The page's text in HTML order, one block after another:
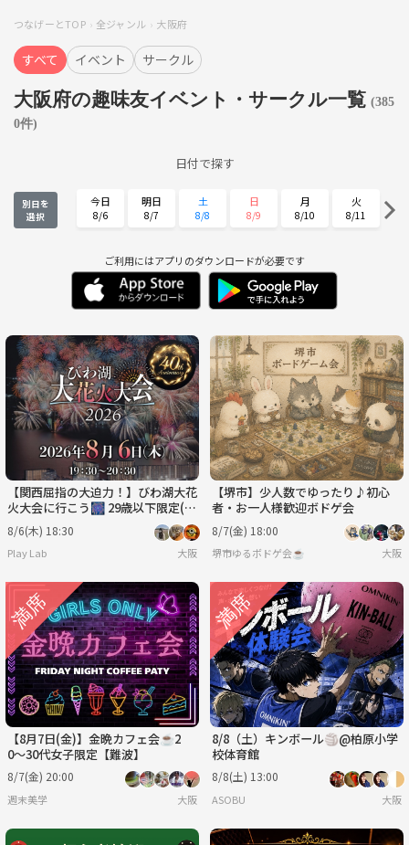
つなげーとTOP 全ジャンル 大阪府
すべて イベント サークル
大阪府の趣味友イベント・サークル一覧 (385
0件)
日付で探す
別日を
選択
今日
8/6
明日
8/7
土
8/8
日
8/9
月
8/10
火
8/11
8/12 8/13 8/14 8/15 8/16
火
8/18
水
8/19
金
8/21
土
8/22
8/24 8/25 8/26 8/27 8/28 8/29
日
8/30
月
8/31
火
9/1
水
9/2
木
9/3
金
9/4
ご利用にはアプリのダウンロードが必要です
【関西屈指の大迫力！】びわ湖大花
火大会に行こう🎆 29歳以下限定(一
部除く)
8/6(木) 18:30
Play Lab 大阪
【堺市】少人数でゆったり♪初心
者・お一人様歓迎ボドゲ会
8/7(金) 18:00
堺市ゆるボドゲ会☕️ 大阪
【8月7日(金)】金晩カフェ会☕️2
0〜30代女子限定【難波】
8/7(金) 20:00
週末美学 大阪
8/8（土）キンボール🏐@柏原小学
校体育館
8/8(土) 13:00
ASOBU 大阪